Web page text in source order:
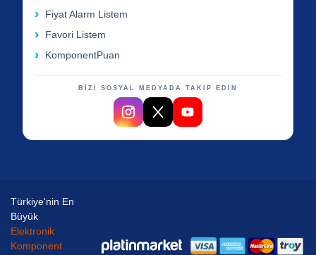
Fiyat Alarm Listem
Favori Listem
KomponentPuan
BİZİ SOSYAL MEDYADA TAKİP EDİN
Türkiye'nin En
Büyük
Elektronik
Komponent